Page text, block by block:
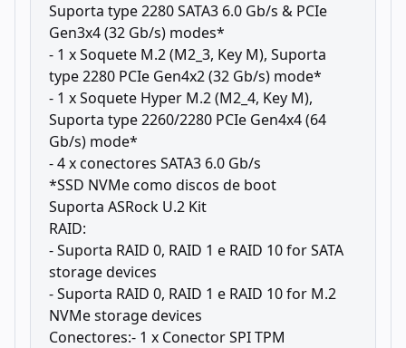
Suporta type 2280 SATA3 6.0 Gb/s & PCIe
Gen3x4 (32 Gb/s) modes*
- 1 x Soquete M.2 (M2_3, Key M), Suporta
type 2280 PCIe Gen4x2 (32 Gb/s) mode*
- 1 x Soquete Hyper M.2 (M2_4, Key M),
Suporta type 2260/2280 PCIe Gen4x4 (64
Gb/s) mode*
- 4 x conectores SATA3 6.0 Gb/s
*SSD NVMe como discos de boot
Suporta ASRock U.2 Kit
RAID:
- Suporta RAID 0, RAID 1 e RAID 10 for SATA
storage devices
- Suporta RAID 0, RAID 1 e RAID 10 for M.2
NVMe storage devices
Conectores:- 1 x Conector SPI TPM